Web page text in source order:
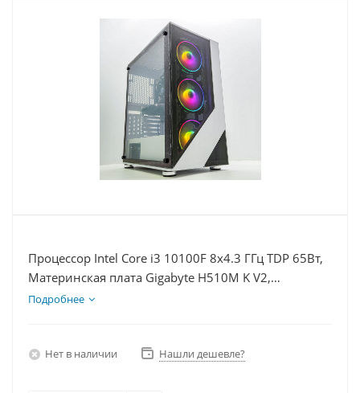
Процессор Intel Core i3 10100F 8x4.3 ГГц TDP 65Вт,
Материнская плата Gigabyte H510M K V2,
Видеокарта RTX 3060 8Гб, Память DDR4 16Gb,
Подробнее
Нет в наличии Нашли дешевле?